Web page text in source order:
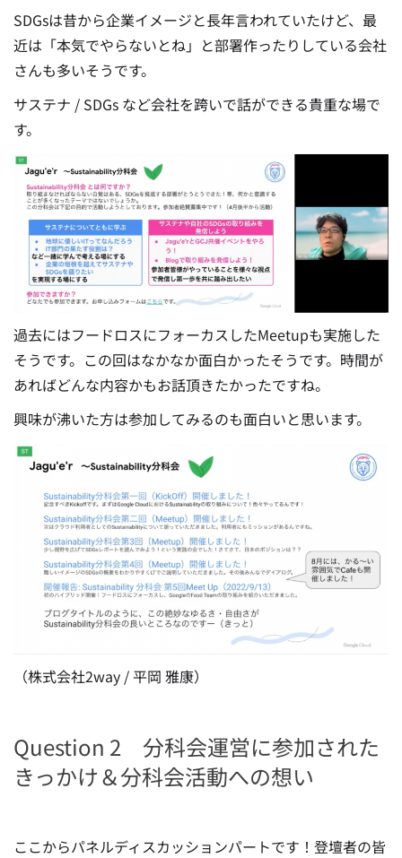
SDGsは昔から企業イメージと長年言われていたけど、最
近は「本気でやらないとね」と部署作ったりしている会社
さんも多いそうです。
サステナ / SDGs など会社を跨いで話ができる貴重な場で
す。
過去にはフードロスにフォーカスしたMeetupも実施した
そうです。この回はなかなか面白かったそうです。時間が
あればどんな内容かもお話頂きたかったですね。
興味が沸いた方は参加してみるのも面白いと思います。
（株式会社2way / 平岡 雅康）
Question 2 分科会運営に参加された
きっかけ＆分科会活動への想い
ここからパネルディスカッションパートです！登壇者の皆